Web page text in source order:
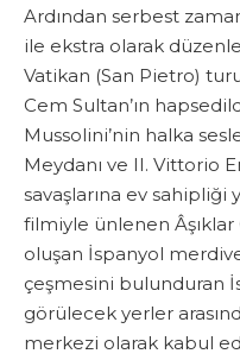
Ardından serbest
ile ekstra olarak
Vatikan (San Pietro)
Cem Sultan’ın
Mussolini’nin halka
Meydanı ve II. Vittorio
savaşlarına ev sahipliği
filmiyle ünlenen Âşıklar
oluşan İspanyol
çeşmesini bulunduran
görülecek yerler
merkezi olarak kabul